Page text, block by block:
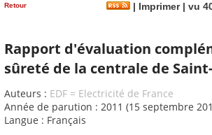
Retour | Imprimer| vu
Rapport d'évaluation
sûreté de la centrale de
Auteurs : EDF = Electricité de France
Année de parution : 2011 (15 septembre
Langue : Français